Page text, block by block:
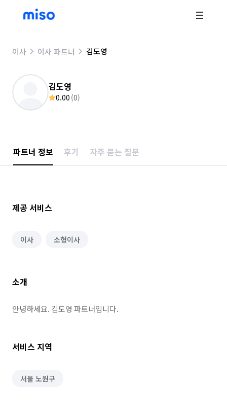
이사 이사 파트너 김도영
김도영
0.00 (0)
파트너 정보 후기 자주 묻는 질문
제공 서비스
이사 소형이사
소개
안녕하세요. 김도영 파트너입니다.
서비스 지역
서울 노원구